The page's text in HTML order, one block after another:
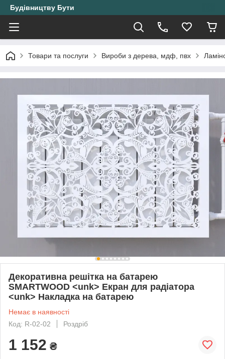
Будівництву Бути
Товари та послуги Вироби з дерева, мдф, пвх
Декоративна решітка на батарею
SMARTWOOD <unk> Екран для радіатора
<unk> Накладка на батарею
Немає в наявності
Код: R-02-02
Роздріб
1 152 ₴